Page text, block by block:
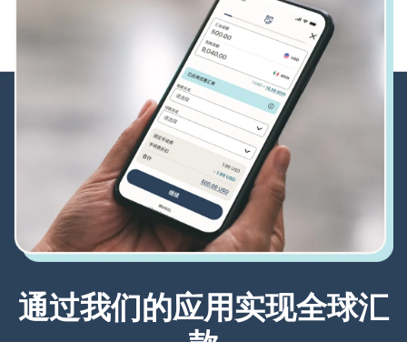
通过我们的应用实现全球汇